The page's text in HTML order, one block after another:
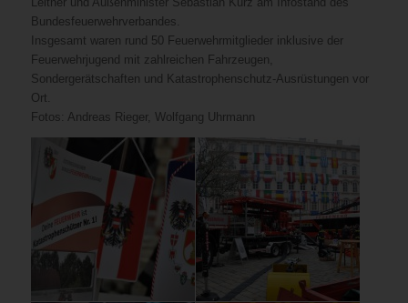
Bundesfeuerwehrverbandes.
Insgesamt waren rund 50 Feuerwehrmitglieder inklusive der
Feuerwehrjugend mit zahlreichen Fahrzeugen,
Sondergerätschaften und Katastrophenschutz-Ausrüstungen vor
Ort.
Fotos: Andreas Rieger, Wolfgang Uhrmann